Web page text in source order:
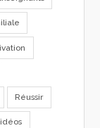
Réussir